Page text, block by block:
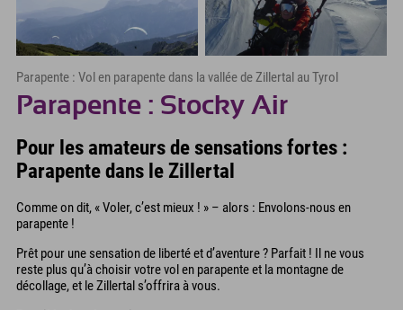
Parapente : Vol en parapente dans la vallée de Zillertal au Tyrol
Parapente : Stocky Air
Pour les amateurs de sensations fortes :
Parapente dans le Zillertal
Comme on dit, « Voler, c’est mieux ! » – alors : Envolons-nous en
parapente !
Prêt pour une sensation de liberté et d’aventure ? Parfait ! Il ne vous
reste plus qu’à choisir votre vol en parapente et la montagne de
décollage, et le Zillertal s’offrira à vous.